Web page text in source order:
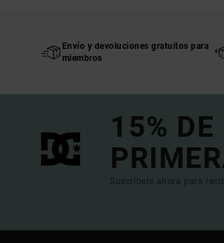
Envío y devoluciones gratuitos para
miembros
15% DE
Suscríbete ahora para